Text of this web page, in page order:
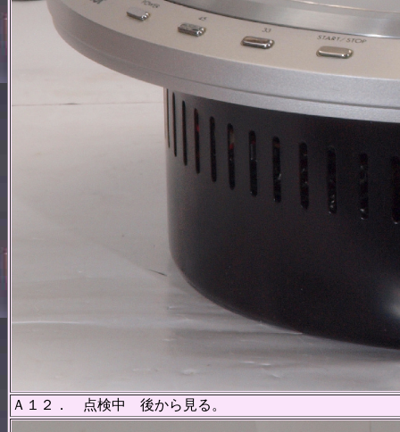
Ａ１２． 点検中 後から見る。